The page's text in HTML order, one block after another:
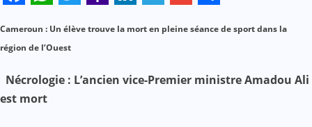
Mail
N
v
Cameroun : Un élève trouve la mort en pleine séance de sport dans la
région de l’Ouest
Nécrologie : L’ancien vice-Premier ministre Amadou Ali
est mort